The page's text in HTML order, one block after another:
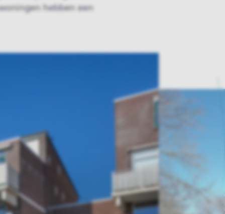
hebben een